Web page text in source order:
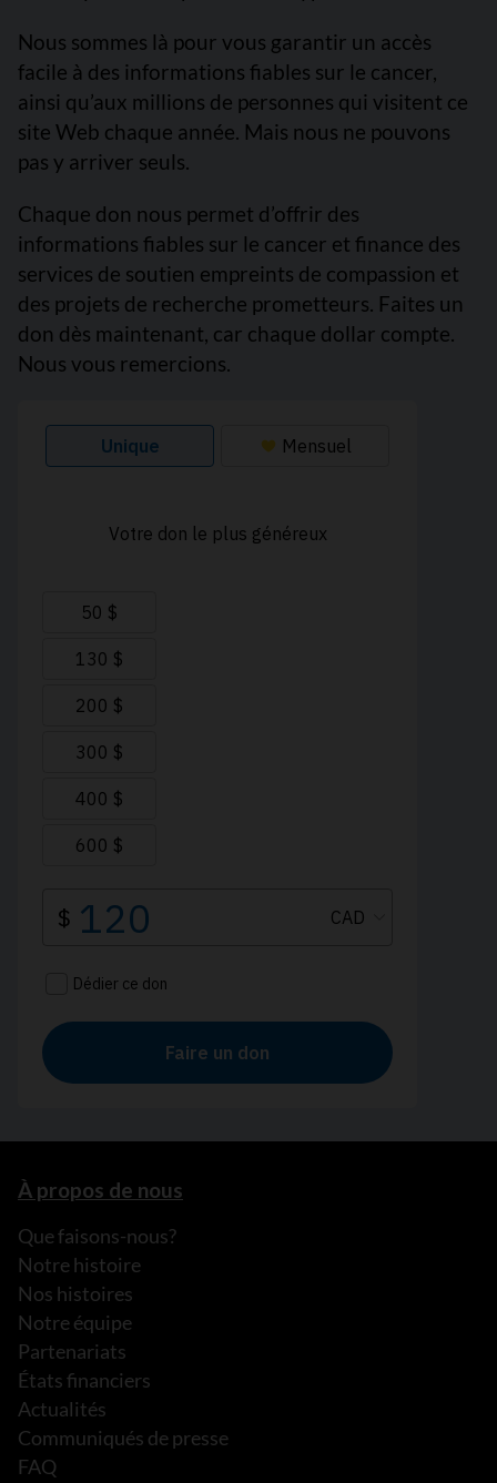
Nous sommes là pour vous garantir un accès
facile à des informations fiables sur le cancer,
ainsi qu’aux millions de personnes qui visitent ce
site Web chaque année. Mais nous ne pouvons
pas y arriver seuls.
Chaque don nous permet d’offrir des
informations fiables sur le cancer et finance des
services de soutien empreints de compassion et
des projets de recherche prometteurs. Faites un
don dès maintenant, car chaque dollar compte.
Nous vous remercions.
À propos de nous
Que faisons-nous?
Notre histoire
Nos histoires
Notre équipe
Partenariats
États financiers
Actualités
Communiqués de presse
FAQ